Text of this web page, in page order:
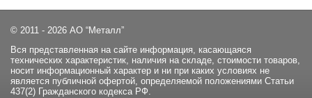
© 2011 - 2026 АО “Металл”
Вся представленная на сайте информация, касающаяся
технических характеристик, наличия на складе, стоимости товаров,
носит информационный характер и ни при каких условиях не
является публичной офертой, определяемой положениями Статьи
437(2) Гражданского кодекса РФ.